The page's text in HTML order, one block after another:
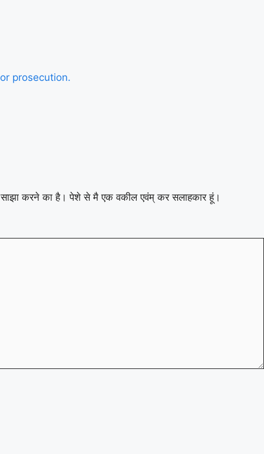
prosecution.
साझा करने का है। पेशे से मै एक वकील एवंम् कर सलाहकार हूं।